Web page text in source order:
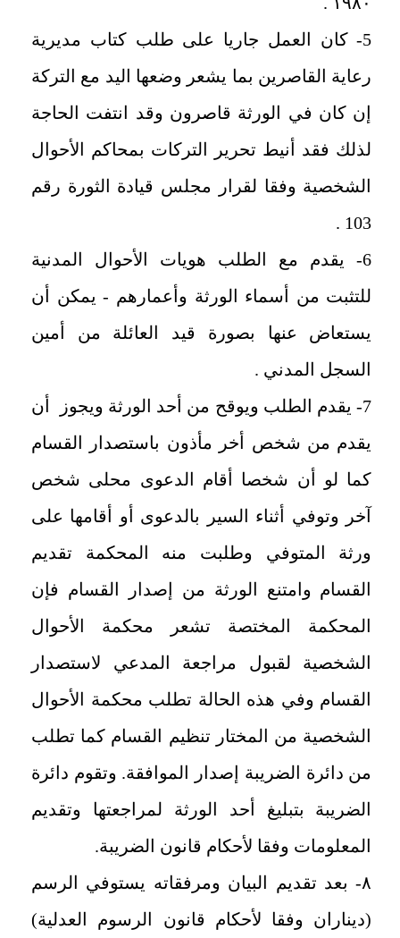
5- كان العمل جاريا على طلب كتاب مديرية
رعاية القاصرين بما يشعر وضعها اليد مع التركة
إن كان في الورثة قاصرون وقد انتفت الحاجة
لذلك فقد أنيط تحرير التركات بمحاكم الأحوال
الشخصية وفقا لقرار مجلس قيادة الثورة رقم
103 ‏.
6- يقدم مع الطلب هويات الأحوال المدنية
للتثبت من أسماء الورثة وأعمارهم - يمكن أن
يستعاض عنها بصورة قيد العائلة من أمين
السجل المدني .
7- يقدم الطلب ويوقح من أحد الورثة ويجوز أن
يقدم من شخص أخر مأذون باستصدار القسام
كما لو أن شخصا أقام الدعوى محلى شخص
آخر وتوفي أثناء السير بالدعوى أو أقامها على
ورثة المتوفي وطلبت منه المحكمة تقديم
القسام وامتنع الورثة من إصدار القسام فإن
المحكمة المختصة تشعر محكمة الأحوال
الشخصية لقبول مراجعة المدعي لاستصدار
القسام وفي هذه الحالة تطلب محكمة الأحوال
الشخصية من المختار تنظيم القسام كما تطلب
من دائرة الضريبة إصدار الموافقة. وتقوم دائرة
الضريبة بتبليغ أحد الورثة لمراجعتها وتقديم
المعلومات وفقا لأحكام قانون الضريبة.
٨- بعد تقديم البيان ومرفقاته يستوفي الرسم
(ديناران وفقا لأحكام قانون الرسوم العدلية)